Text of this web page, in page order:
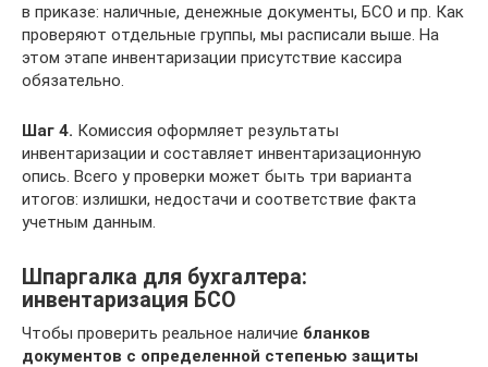
в приказе: наличные, денежные документы, БСО и пр. Как
проверяют отдельные группы, мы расписали выше. На
этом этапе инвентаризации присутствие кассира
обязательно.
Шаг 4. Комиссия оформляет результаты
инвентаризации и составляет инвентаризационную
опись. Всего у проверки может быть три варианта
итогов: излишки, недостачи и соответствие факта
учетным данным.
Шпаргалка для бухгалтера:
инвентаризация БСО
Чтобы проверить реальное наличие бланков
документов с определенной степенью защиты